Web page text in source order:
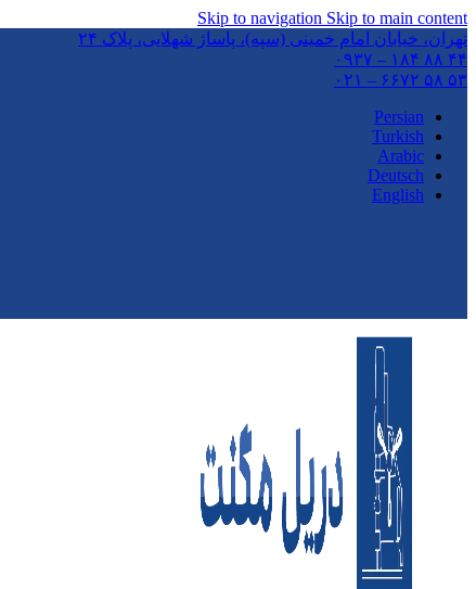
Skip to navigation Skip to main content
تهران،‌ خیابان امام خمینی (سپه)، پاساژ شهلایی، پلاک ۲۴
۴۴ ۸۸ ۱۸۴ – ۰۹۳۷
۵۳ ۵۸ ۶۶۷۲ – ۰۲۱
Persian
Turkish
Arabic
Deutsch
English